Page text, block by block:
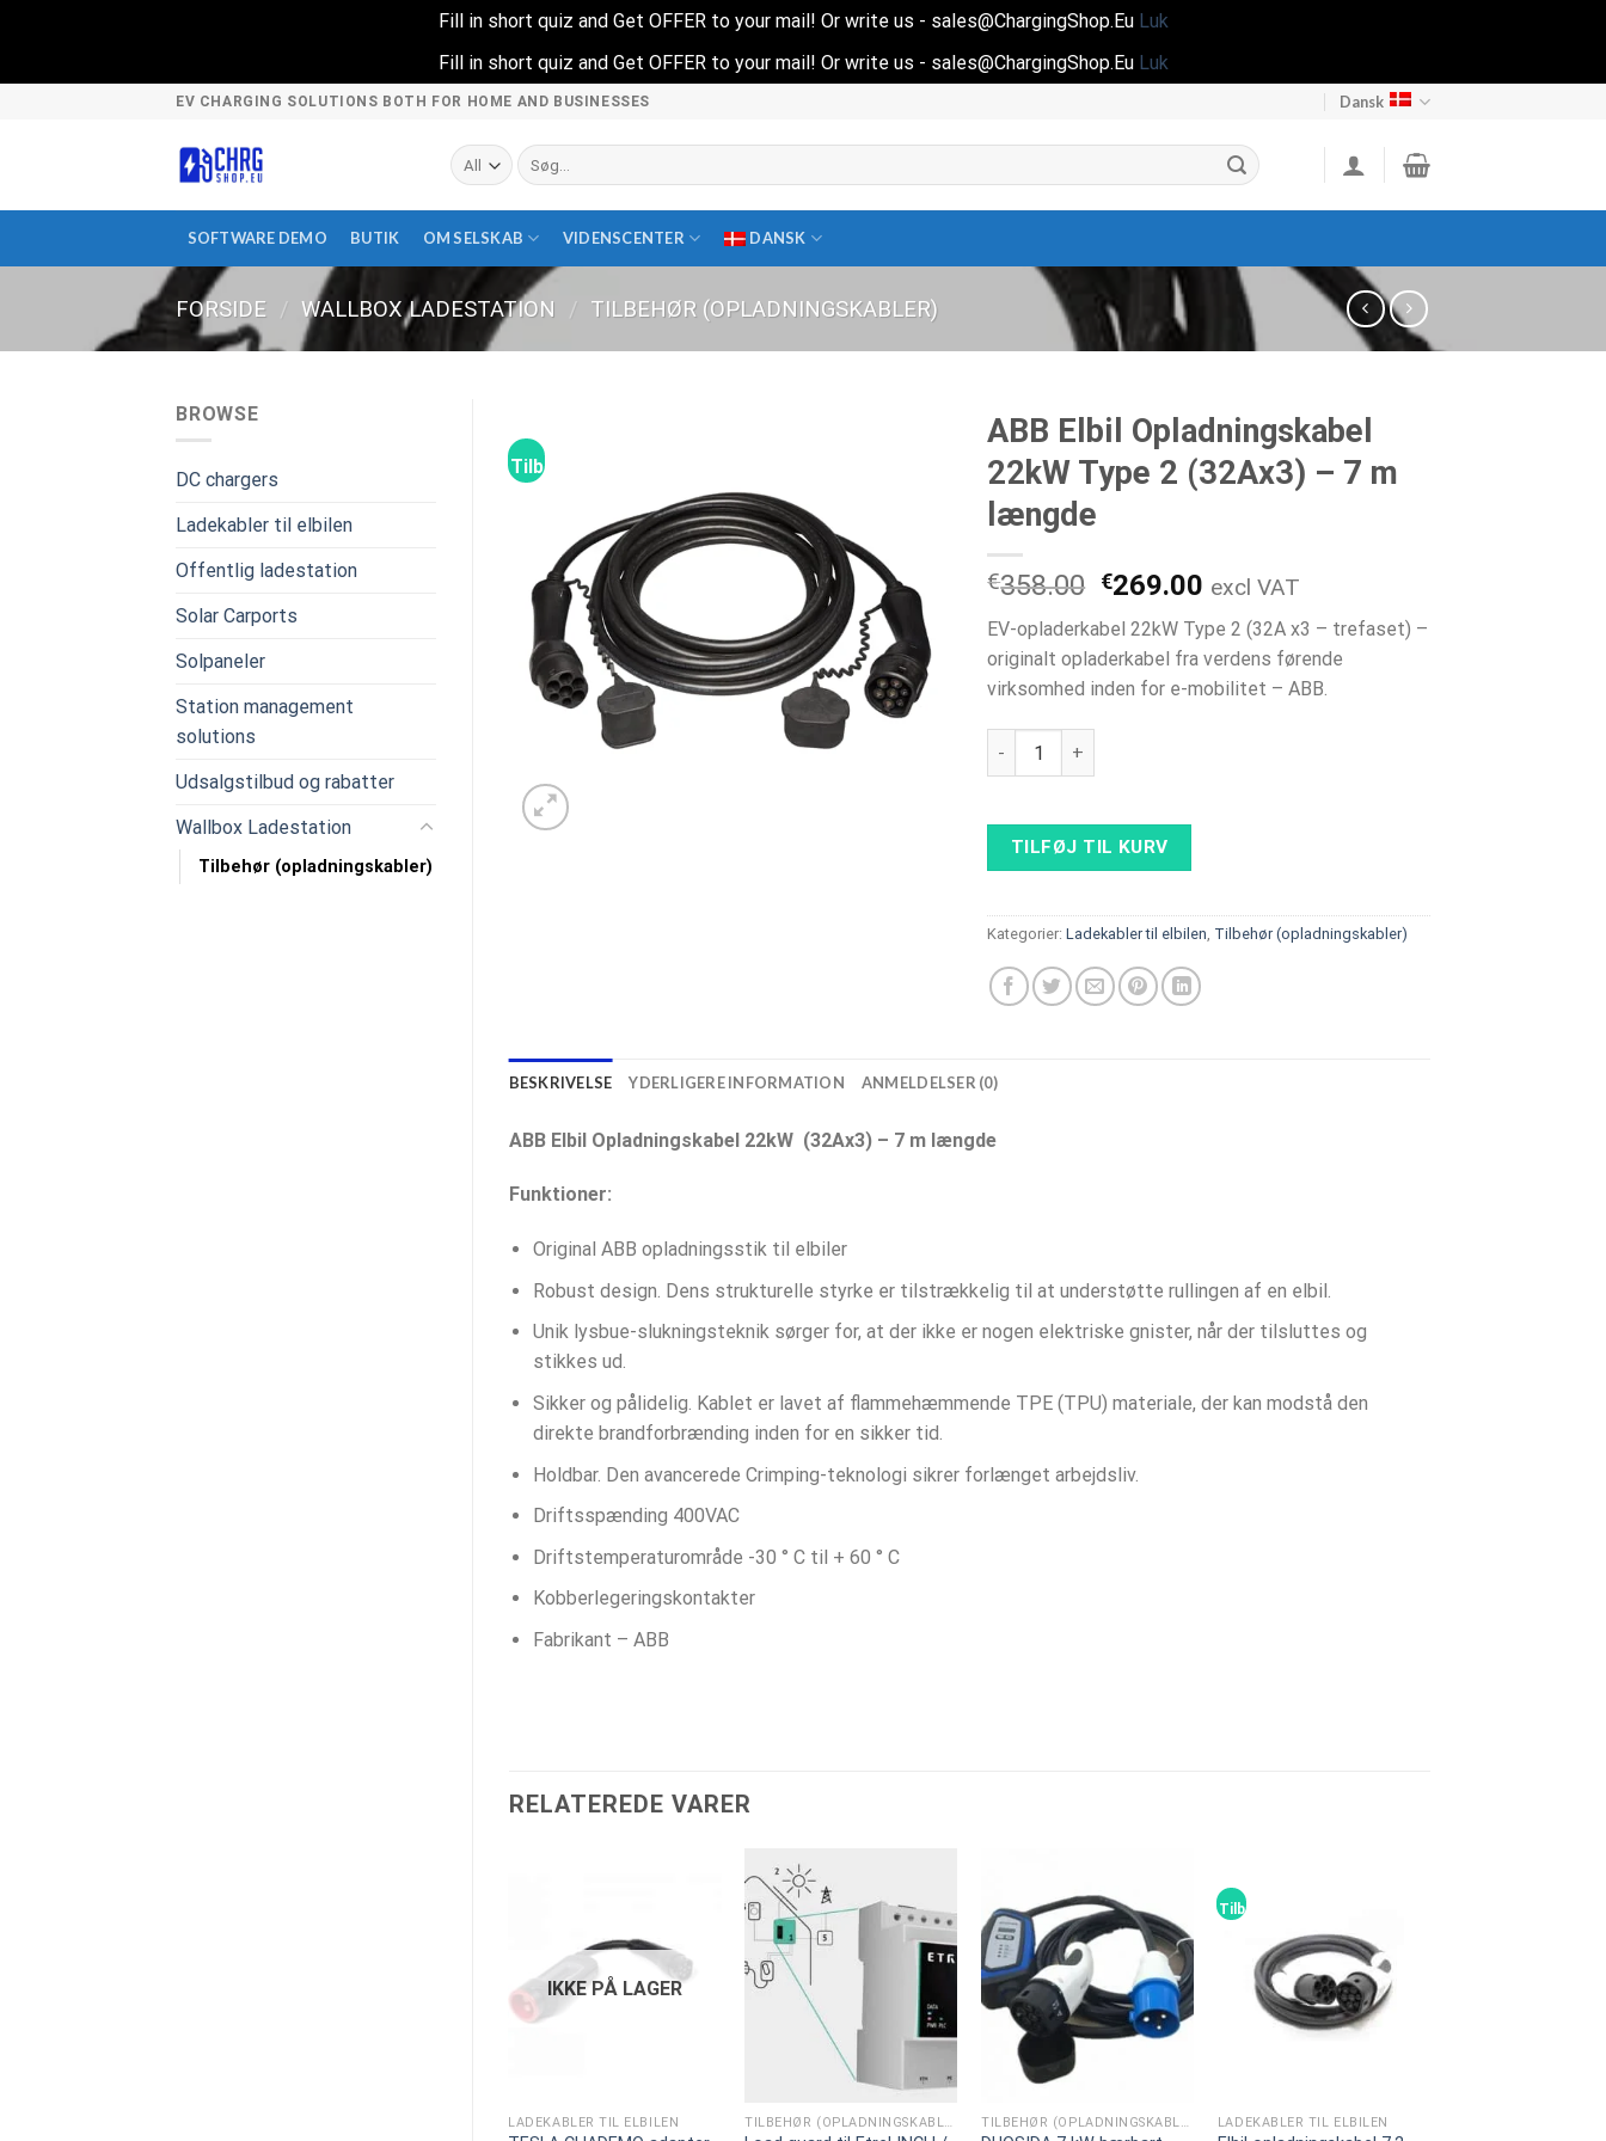
Fill in short quiz and Get OFFER to your mail! Or write us - sales@ChargingShop.Eu Luk
Fill in short quiz and Get OFFER to your mail! Or write us - sales@ChargingShop.Eu Luk
EV CHARGING SOLUTIONS BOTH FOR HOME AND BUSINESSES Dansk
Søg
efter:
SOFTWARE DEMO BUTIK OM SELSKAB VIDENSCENTER DANSK
FORSIDE / WALLBOX LADESTATION / TILBEHØR (OPLADNINGSKABLER)
BROWSE
DC chargers
Ladekabler til elbilen
Offentlig ladestation
Solar Carports
Solpaneler
Station management
solutions
Udsalgstilbud og rabatter
Wallbox Ladestation
Tilbehør (opladningskabler)
Tilbud!
ABB Elbil Opladningskabel
22kW Type 2 (32Ax3) – 7 m
længde
€358.00 Den
oprindelige
pris
var:
€358.00.
€269.00 Den
aktuelle
pris
er:
€269.00.
excl VAT
EV-opladerkabel 22kW Type 2 (32A x3 – trefaset) –
originalt opladerkabel fra verdens førende
virksomhed inden for e-mobilitet – ABB.
ABB Elbil Opladningskabel 22kW Type 2 (32Ax3) - 7 m længde antal
TILFØJ TIL KURV
Kategorier:Ladekabler til elbilen Tilbehør (opladningskabler)
BESKRIVELSE YDERLIGERE INFORMATION ANMELDELSER (0)
ABB Elbil Opladningskabel 22kW (32Ax3) – 7 m længde
Funktioner:
Original ABB opladningsstik til elbiler
Robust design. Dens strukturelle styrke er tilstrækkelig til at understøtte rullingen af en elbil.
Unik lysbue-slukningsteknik sørger for, at der ikke er nogen elektriske gnister, når der tilsluttes og
stikkes ud.
Sikker og pålidelig. Kablet er lavet af flammehæmmende TPE (TPU) materiale, der kan modstå den
direkte brandforbrænding inden for en sikker tid.
Holdbar. Den avancerede Crimping-teknologi sikrer forlænget arbejdsliv.
Driftsspænding 400VAC
Driftstemperaturområde -30 ° C til + 60 ° C
Kobberlegeringskontakter
Fabrikant – ABB
RELATEREDE VARER
IKKE PÅ LAGER
LADEKABLER TIL ELBILEN TILBEHØR (OPLADNINGSKABLER) TILBEHØR (OPLADNINGSKABLER)
Tilbud!
LADEKABLER TIL ELBILEN